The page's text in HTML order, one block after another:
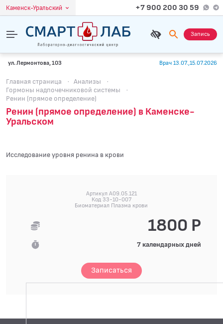
Каменск-Уральский +7 900 200 30 59
Запись
ул. Лермонтова, 103 Врач 13.07.,15.07.2026
Главная страница · Анализы
·
Гормоны надпочечниковой системы
·
Ренин (прямое определение)
Ренин (прямое определение) в Каменске-
Уральском
Исследование уровня ренина в крови
Артикул A09.05.121
Код 33-10-007
Биоматериал Плазма крови
1800 Р
7 календарных дней
Записаться